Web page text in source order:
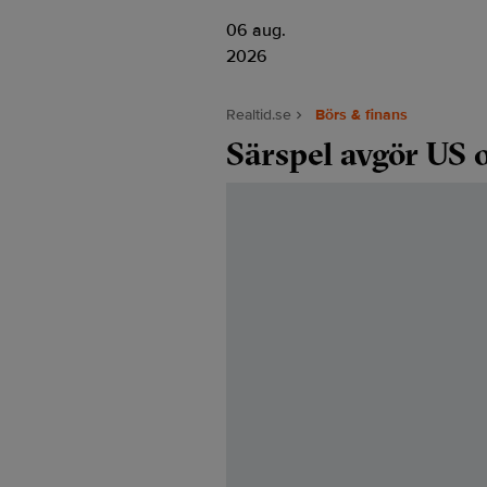
06 aug.
2026
Realtid.se Börs & finans
Särspel avgör US